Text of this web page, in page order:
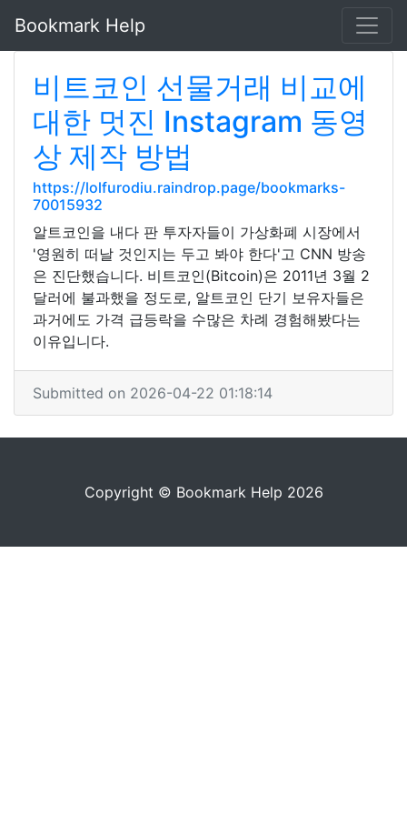
Bookmark Help
비트코인 선물거래 비교에
대한 멋진 Instagram 동영
상 제작 방법
https://lolfurodiu.raindrop.page/bookmarks-
70015932
알트코인을 내다 판 투자자들이 가상화폐 시장에서
'영원히 떠날 것인지는 두고 봐야 한다'고 CNN 방송
은 진단했습니다. 비트코인(Bitcoin)은 2011년 3월 2
달러에 불과했을 정도로, 알트코인 단기 보유자들은
과거에도 가격 급등락을 수많은 차례 경험해봤다는
이유입니다.
Submitted on 2026-04-22 01:18:14
Copyright © Bookmark Help 2026